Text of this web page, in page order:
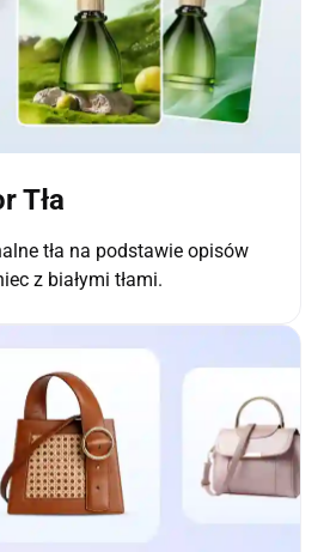
Tła
tła na podstawie opisów
z białymi tłami.